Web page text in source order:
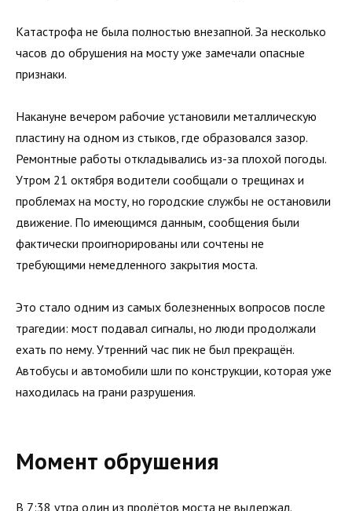
Катастрофа не была полностью внезапной. За несколько
часов до обрушения на мосту уже замечали опасные
признаки.
Накануне вечером рабочие установили металлическую
пластину на одном из стыков, где образовался зазор.
Ремонтные работы откладывались из-за плохой погоды.
Утром 21 октября водители сообщали о трещинах и
проблемах на мосту, но городские службы не остановили
движение. По имеющимся данным, сообщения были
фактически проигнорированы или сочтены не
требующими немедленного закрытия моста.
Это стало одним из самых болезненных вопросов после
трагедии: мост подавал сигналы, но люди продолжали
ехать по нему. Утренний час пик не был прекращён.
Автобусы и автомобили шли по конструкции, которая уже
находилась на грани разрушения.
Момент обрушения
В 7:38 утра один из пролётов моста не выдержал.